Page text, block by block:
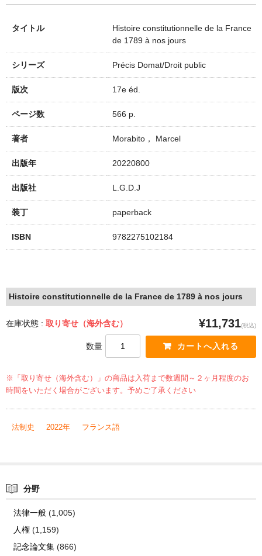
タイトル
Histoire constitutionnelle de la France
de 1789 à nos jours
シリーズ Précis Domat/Droit public
版次 17e éd.
ページ数 566 p.
著者 Morabito， Marcel
出版年 20220800
出版社 L.G.D.J
装丁 paperback
ISBN 9782275102184
Histoire constitutionnelle de la France de 1789 à nos jours
在庫状態 : 取り寄せ（海外含む） ¥11,731(税込)
数量
※「取り寄せ（海外含む）」の商品は入荷まで数週間～２ヶ月程度のお
時間をいただく場合がございます。予めご了承ください
法制史 2022年 フランス語
分野
法律一般(1,005)
人権(1,159)
記念論文集(866)